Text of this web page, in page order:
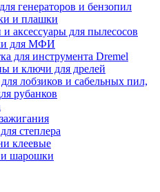
генераторов и бензопил
и плашки
аксессуары для пылесосов
для МФИ
для инструмента Dremel
и ключи для дрелей
лобзиков и сабельных пил,
рубанков
степлера
клеевые
шарошки